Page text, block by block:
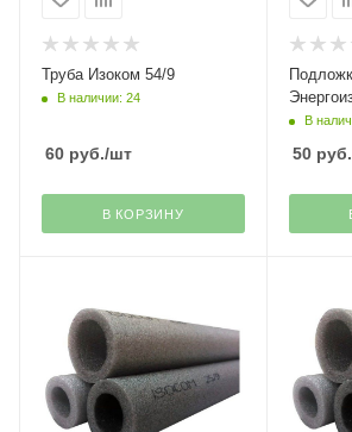
Труба Изоком 54/9
В наличии: 24
60 руб./шт
В КОРЗИНУ
Подложка 5мм
В
50руб.